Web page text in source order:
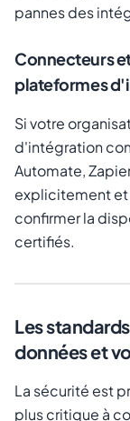
pannes des
Connecteurs
plateformes
Si votre
d'intégration
Automate,
explicitement et
confirmer la
certifiés.
Les
données et
La sécurité est
plus critique à